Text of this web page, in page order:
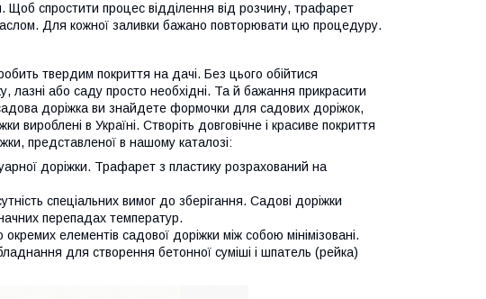
спростити процес відділення від розчину, трафарет
Для кожної заливки бажано повторювати цю процедуру.
твердим покриття на дачі. Без цього обійтися
або саду просто необхідні. Та й бажання прикрасити
доріжка ви знайдете формочки для садових доріжок,
в Україні. Створіть довговічне і красиве покриття
представленої в нашому каталозі:
доріжки. Трафарет з пластику розрахований на
спеціальних вимог до зберігання. Садові доріжки
перепадах температур.
елементів садової доріжки між собою мінімізовані.
для створення бетонної суміші і шпатель (рейка)